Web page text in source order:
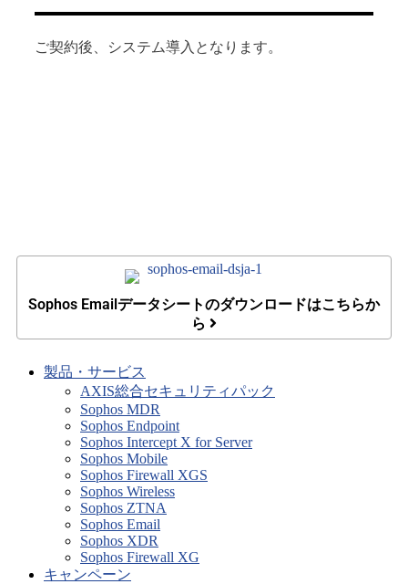
ご契約後、システム導入となります。
Sophos Emailデータシートのダウンロードはこちらか
ら
製品・サービス
AXIS総合セキュリティパック
Sophos MDR
Sophos Endpoint
Sophos Intercept X for Server
Sophos Mobile
Sophos Firewall XGS
Sophos Wireless
Sophos ZTNA
Sophos Email
Sophos XDR
Sophos Firewall XG
キャンペーン